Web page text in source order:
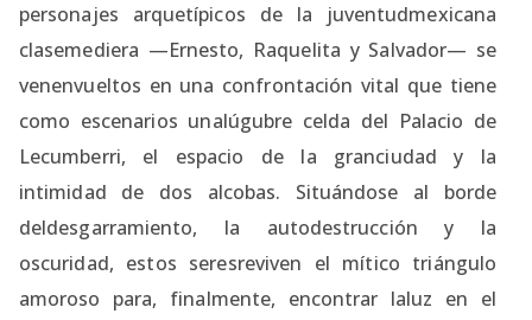
personajes arquetípicos de la juventudmexicana
clasemediera —Ernesto, Raquelita y Salvador— se
venenvueltos en una confrontación vital que tiene
como escenarios unalúgubre celda del Palacio de
Lecumberri, el espacio de la granciudad y la
intimidad de dos alcobas. Situándose al borde
deldesgarramiento, la autodestrucción y la
oscuridad, estos seresreviven el mítico triángulo
amoroso para, finalmente, encontrar laluz en el